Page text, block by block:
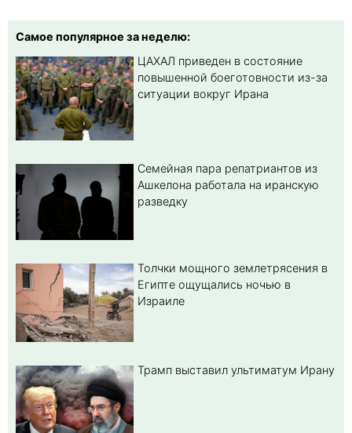
Самое популярное за неделю:
ЦАХАЛ приведен в состояние
повышенной боеготовности из-за
ситуации вокруг Ирана
Семейная пара репатриантов из
Ашкелона работала на иранскую
разведку
Толчки мощного землетрясения в
Египте ощущались ночью в
Израиле
Трамп выставил ультиматум Ирану